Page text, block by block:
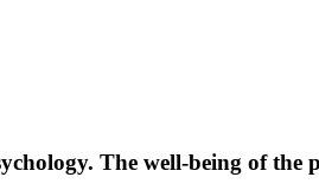
The well-being of the